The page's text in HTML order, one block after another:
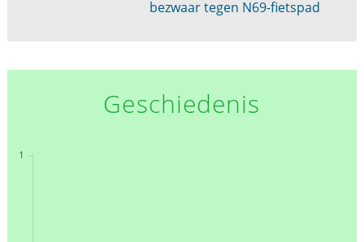
bezwaar tegen N69-fietspad
Geschiedenis